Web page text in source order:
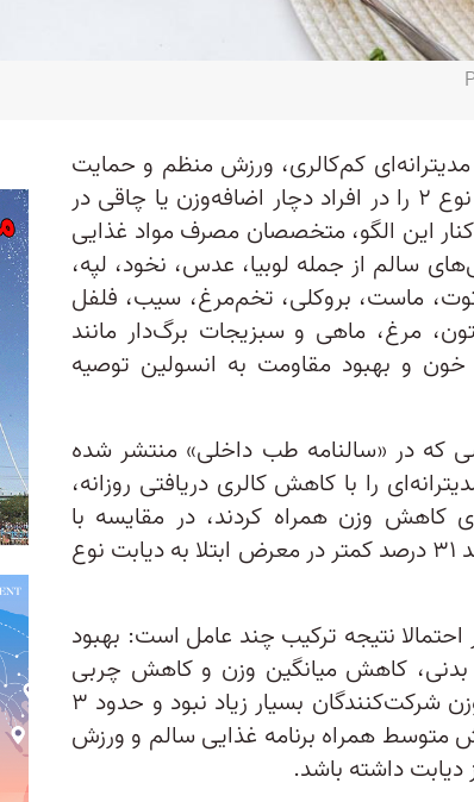
کم‌کالری، ورزش منظم و حمایت
تغذیه‌ای می‌تواند خطر ابتلا به دیابت نوع ۲ را در افراد دچار اضافه‌وزن یا چاقی در
در کنار این الگو، متخصصان مصرف مواد غذایی
سالم از جمله لوبیا، عدس، نخود، لپه،
توت، ماست، بروکلی، تخم‌مرغ، سیب، فلفل
مرغ، ماهی و سبزیجات برگ‌دار مانند
و بهبود مقاومت به انسولین توصیه
که در «سالنامه طب داخلی» منتشر شده
را با کاهش کالری دریافتی روزانه،
وزن همراه کردند، در مقایسه با
افرادی که فقط رژیم مدیترانه‌ای داشتند ۳۱ درصد کمتر در معرض ابتلا به دیابت نوع
نتیجه ترکیب چند عامل است: بهبود
بدنی، کاهش میانگین وزن و کاهش چربی
شکمی. در پژوهش یادشده، کاهش وزن شرکت‌کنندگان بسیار زیاد نبود و حدود ۳
متوسط همراه برنامه غذایی سالم و ورزش
داشته باشد.